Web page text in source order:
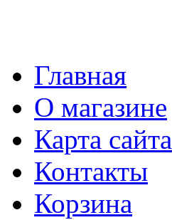
Главная
О магазине
Карта сайта
Контакты
Корзина